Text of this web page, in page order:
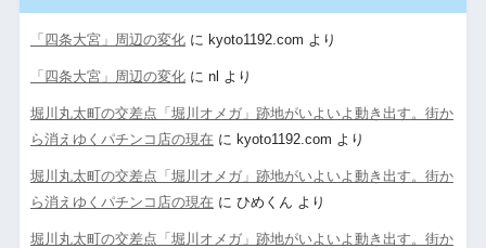
「四条大宮」周辺の変化に kyoto1192.com より
「四条大宮」周辺の変化に nl より
堀川丸太町の交差点「堀川オメガ」跡地がいよいよ動き出す。街か
ら消えゆくパチンコ店の現在 に kyoto1192.com より
堀川丸太町の交差点「堀川オメガ」跡地がいよいよ動き出す。街か
ら消えゆくパチンコ店の現在 に ひめくん より
堀川丸太町の交差点「堀川オメガ」跡地がいよいよ動き出す。街か